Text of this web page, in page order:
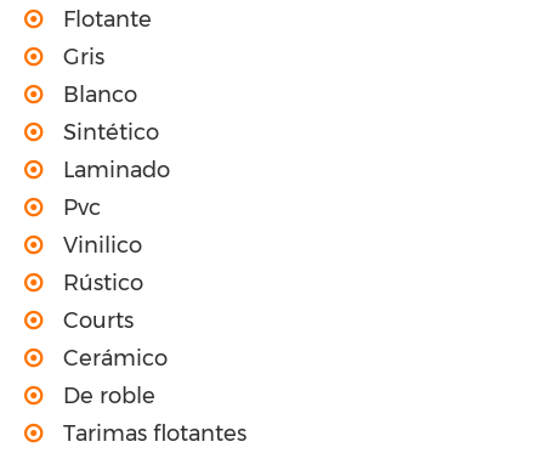
Flotante
Gris
Blanco
Sintético
Laminado
Pvc
Vinilico
Rústico
Courts
Cerámico
De roble
Tarimas flotantes